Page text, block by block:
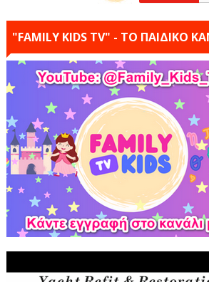
"FAMILY KIDS TV" - ΤΟ ΠΑΙΔΙΚΟ